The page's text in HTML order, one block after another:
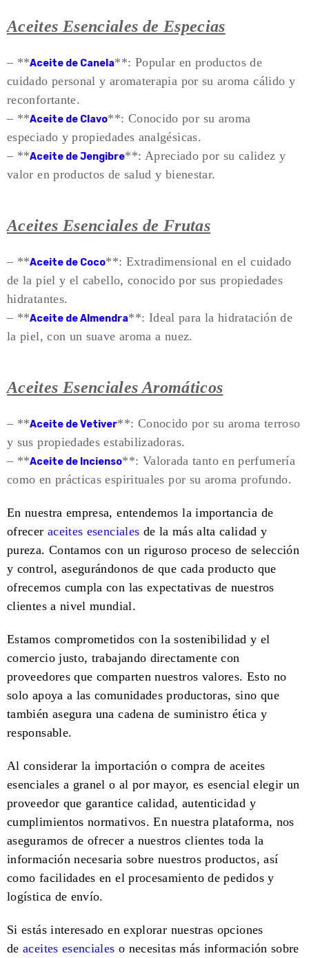
Aceites Esenciales de Especias
– **Aceite de Canela**: Popular en productos de
cuidado personal y aromaterapia por su aroma cálido y
reconfortante.
– **Aceite de Clavo**: Conocido por su aroma
especiado y propiedades analgésicas.
– **Aceite de Jengibre**: Apreciado por su calidez y
valor en productos de salud y bienestar.
Aceites Esenciales de Frutas
– **Aceite de Coco**: Extradimensional en el cuidado
de la piel y el cabello, conocido por sus propiedades
hidratantes.
– **Aceite de Almendra**: Ideal para la hidratación de
la piel, con un suave aroma a nuez.
Aceites Esenciales Aromáticos
– **Aceite de Vetiver**: Conocido por su aroma terroso
y sus propiedades estabilizadoras.
– **Aceite de Incienso**: Valorada tanto en perfumería
como en prácticas espirituales por su aroma profundo.
En nuestra empresa, entendemos la importancia de
ofrecer aceites esenciales de la más alta calidad y
pureza. Contamos con un riguroso proceso de selección
y control, asegurándonos de que cada producto que
ofrecemos cumpla con las expectativas de nuestros
clientes a nivel mundial.
Estamos comprometidos con la sostenibilidad y el
comercio justo, trabajando directamente con
proveedores que comparten nuestros valores. Esto no
solo apoya a las comunidades productoras, sino que
también asegura una cadena de suministro ética y
responsable.
Al considerar la importación o compra de aceites
esenciales a granel o al por mayor, es esencial elegir un
proveedor que garantice calidad, autenticidad y
cumplimientos normativos. En nuestra plataforma, nos
aseguramos de ofrecer a nuestros clientes toda la
información necesaria sobre nuestros productos, así
como facilidades en el procesamiento de pedidos y
logística de envío.
Si estás interesado en explorar nuestras opciones
deaceites esenciales o necesitas más información sobre